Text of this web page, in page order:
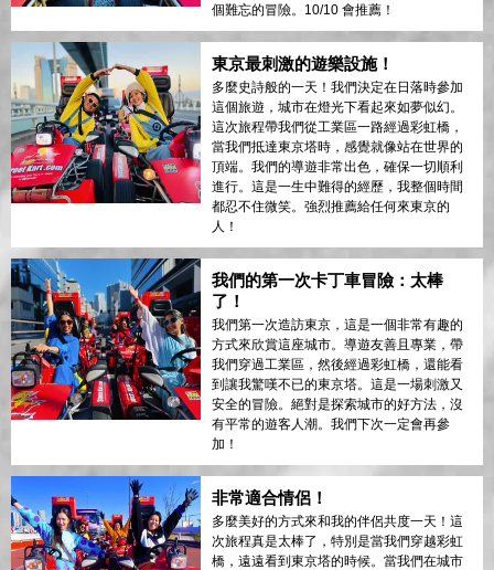
個難忘的冒險。10/10 會推薦！
東京最刺激的遊樂設施！
多麼史詩般的一天！我們決定在日落時參加
這個旅遊，城市在燈光下看起來如夢似幻。
這次旅程帶我們從工業區一路經過彩虹橋，
當我們抵達東京塔時，感覺就像站在世界的
頂端。我們的導遊非常出色，確保一切順利
進行。這是一生中難得的經歷，我整個時間
都忍不住微笑。強烈推薦給任何來東京的
人！
我們的第一次卡丁車冒險：太棒
了！
我們第一次造訪東京，這是一個非常有趣的
方式來欣賞這座城市。導遊友善且專業，帶
我們穿過工業區，然後經過彩虹橋，還能看
到讓我驚嘆不已的東京塔。這是一場刺激又
安全的冒險。絕對是探索城市的好方法，沒
有平常的遊客人潮。我們下次一定會再參
加！
非常適合情侶！
多麼美好的方式來和我的伴侶共度一天！這
次旅程真是太棒了，特別是當我們穿越彩虹
橋，遠遠看到東京塔的時候。當我們在城市